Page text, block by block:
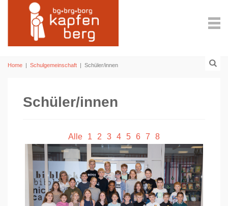
Home | Schulgemeinschaft | Schüler/innen
Schüler/innen
Alle 1 2 3 4 5 6 7 8